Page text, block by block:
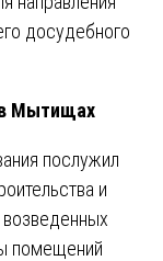
досудебного
в Мытищах
послужил
и
помещений